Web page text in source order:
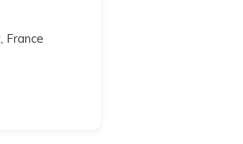
France